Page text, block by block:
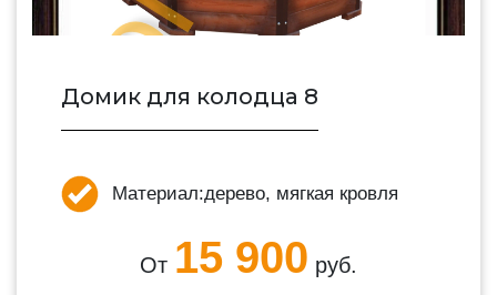
Домик для колодца 8
Материал:дерево, мягкая кровля
От 15 900 руб.